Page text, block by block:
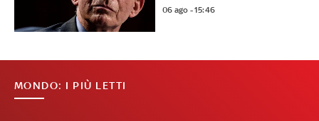
06 ago - 15:46
MONDO: I PIÙ LETTI